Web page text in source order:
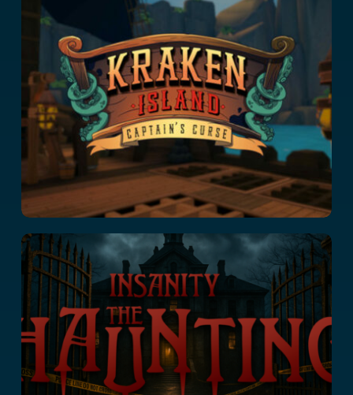
Kraken Island:
Captain’s Curse
Insanity : The
Haunting